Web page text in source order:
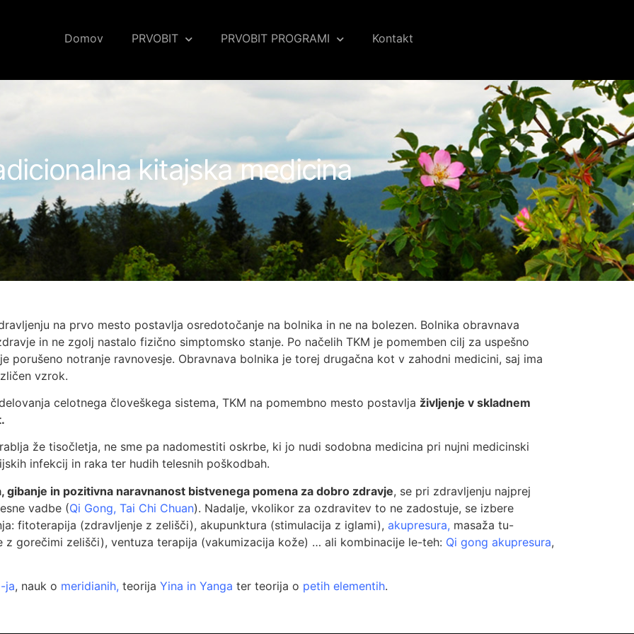
Domov PRVOBIT PRVOBIT PROGRAMI Kontakt
kitajska medicina
na prvo mesto postavlja osredotočanje na bolnika in ne na bolezen. Bolnika obravnava
in ne zgolj nastalo fizično simptomsko stanje. Po načelih TKM je pomemben cilj za uspešno
porušeno notranje ravnovesje. Obravnava bolnika je torej drugačna kot v zahodni medicini, saj ima
vzrok.
celotnega človeškega sistema, TKM na pomembno mesto postavlja življenje v skladnem
že tisočletja, ne sme pa nadomestiti oskrbe, ki jo nudi sodobna medicina pri nujni medicinski
infekcij in raka ter hudih telesnih poškodbah.
gibanje in pozitivna naravnanost bistvenega pomena za dobro zdravje, se pri zdravljenju najprej
vadbe (Qi Gong, Tai Chi Chuan). Nadalje, vkolikor za ozdravitev to ne zadostuje, se izbere
fitoterapija (zdravljenje z zelišči), akupunktura (stimulacija z iglami), akupresura, masaža tu-
gorečimi zelišči), ventuza terapija (vakumizacija kože) … ali kombinacije le-teh: Qi gong akupresura,
ja, nauk o meridianih, teorija Yina in Yanga ter teorija o petih elementih.